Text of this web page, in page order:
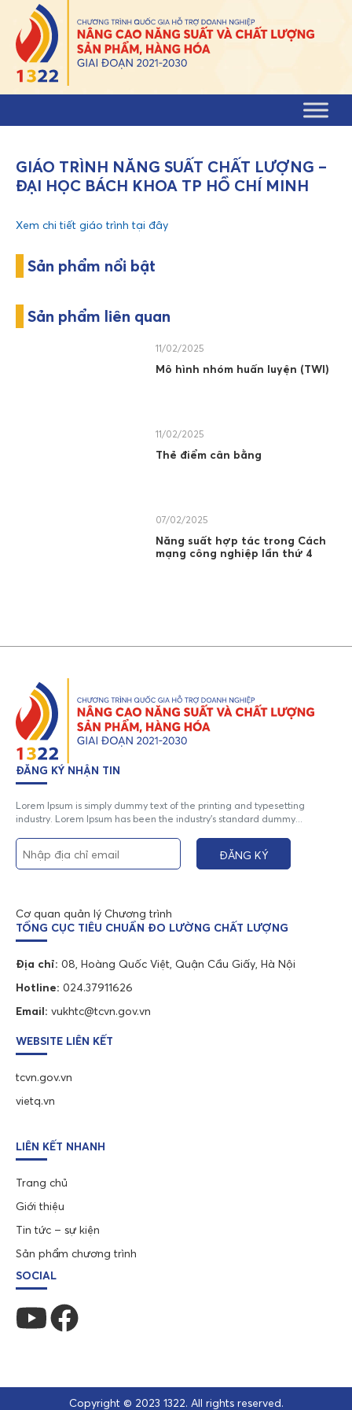
Skip to content
GIÁO TRÌNH NĂNG SUẤT CHẤT LƯỢNG –
ĐẠI HỌC BÁCH KHOA TP HỒ CHÍ MINH
Xem chi tiết giáo trình tại đây
Sản phẩm nổi bật
Sản phẩm liên quan
11/02/2025
Mô hình nhóm huấn luyện (TWI)
11/02/2025
Thẻ điểm cân bằng
07/02/2025
Năng suất hợp tác trong Cách
mạng công nghiệp lần thứ 4
ĐĂNG KÝ NHẬN TIN
Lorem Ipsum is simply dummy text of the printing and typesetting
industry. Lorem Ipsum has been the industry's standard dummy...
Cơ quan quản lý Chương trình
TỔNG CỤC TIÊU CHUẨN ĐO LƯỜNG CHẤT LƯỢNG
Địa chỉ: 08, Hoàng Quốc Việt, Quận Cầu Giấy, Hà Nội
Hotline: 024.37911626
Email: vukhtc@tcvn.gov.vn
WEBSITE LIÊN KẾT
tcvn.gov.vn
vietq.vn
LIÊN KẾT NHANH
Trang chủ
Giới thiệu
Tin tức – sự kiện
Sản phẩm chương trình
SOCIAL
Copyright © 2023 1322. All rights reserved.